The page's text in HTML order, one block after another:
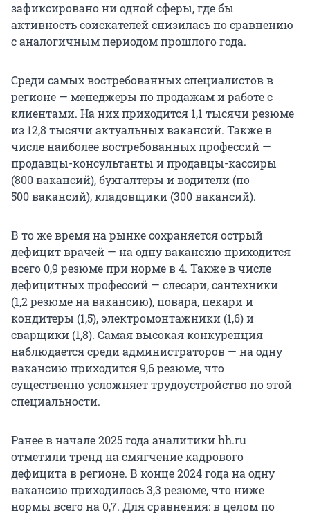
зафиксировано ни одной сферы, где бы
активность соискателей снизилась по сравнению
с аналогичным периодом прошлого года.
Среди самых востребованных специалистов в
регионе — менеджеры по продажам и работе с
клиентами. На них приходится 1,1 тысячирезюме
из 12,8 тысячиактуальных вакансий. Также в
числе наиболее востребованных профессий —
продавцы-консультанты и продавцы-кассиры
(800 вакансий), бухгалтеры и водители (по
500 вакансий), кладовщики (300 вакансий).
В то же время на рынке сохраняется острый
дефицит врачей — на одну вакансию приходится
всего 0,9 резюмепри норме в 4. Также в числе
дефицитных профессий — слесари, сантехники
(1,2 резюмена вакансию), повара, пекари и
кондитеры (1,5), электромонтажники (1,6) и
сварщики (1,8). Самая высокая конкуренция
наблюдается среди администраторов — на одну
вакансию приходится9,6 резюме, что
существенно усложняет трудоустройство по этой
специальности.
Ранее в начале 2025 года аналитики hh.ru
отметили тренд на смягчение кадрового
дефицита в регионе. В конце 2024 года на одну
вакансию приходилось3,3 резюме, что ниже
нормы всего на 0,7. Для сравнения: в целом по